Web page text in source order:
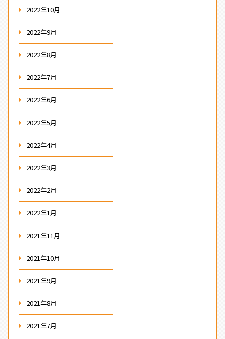
2022年10月
2022年9月
2022年8月
2022年7月
2022年6月
2022年5月
2022年4月
2022年3月
2022年2月
2022年1月
2021年11月
2021年10月
2021年9月
2021年8月
2021年7月